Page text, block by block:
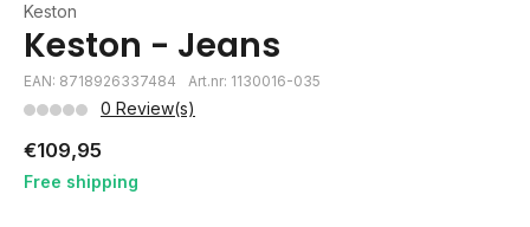
Keston
Keston - Jeans
EAN: 8718926337484 Art.nr: 1130016-035
0 Review(s)
€109,95
Free shipping